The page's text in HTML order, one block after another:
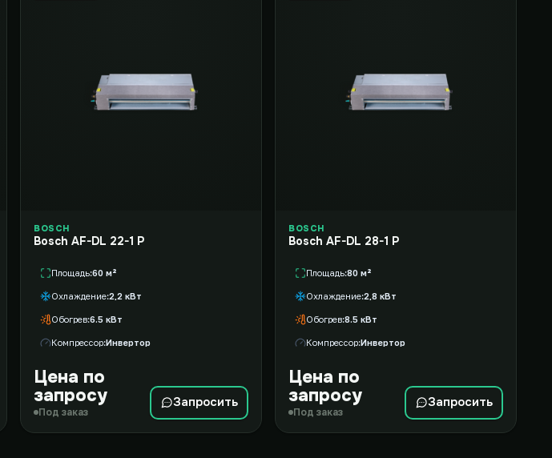
BOSCH
Bosch AF-DL 22-1 P
Площадь 60 м²
Охлаждение 2,2 кВт
Обогрев 6.5 кВт
Компрессор Инвертор
Цена по
запросу
Под заказ
Запросить
BOSCH
Bosch AF-DL 28-1 P
Площадь 80 м²
Охлаждение 2,8 кВт
Обогрев 8.5 кВт
Компрессор Инвертор
Цена по
запросу
Под заказ
Запросить